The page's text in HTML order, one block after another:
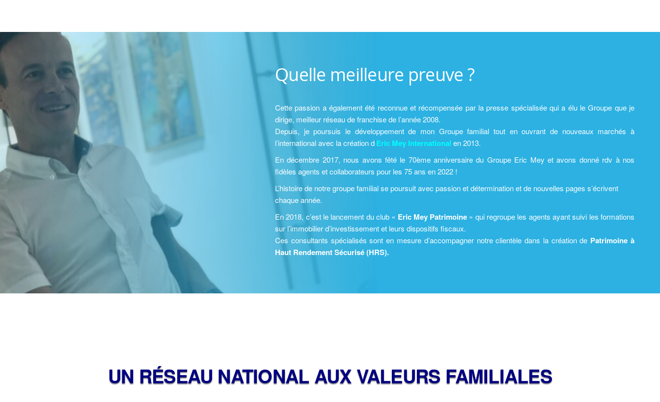
Quelle meilleure preuve ?
Cette passion a également été reconnue et récompensée par la presse spécialisée qui a élu le Groupe que je
dirige, meilleur réseau de franchise de l’année 2008.
Depuis, je poursuis le développement de mon Groupe familial tout en ouvrant de nouveaux marchés à
l’international avec la création d’Eric Mey International en 2013.
En décembre 2017, nous avons fêté le 70ème anniversaire du Groupe Eric Mey et avons donné rdv à nos
fidèles agents et collaborateurs pour les 75 ans en 2022 !
L’histoire de notre groupe familial se poursuit avec passion et détermination et de nouvelles pages s’écrivent
chaque année.
En 2018, c’est le lancement du club « Eric Mey Patrimoine » qui regroupe les agents ayant suivi les formations
sur l’immobilier d’investissement et leurs dispositifs fiscaux.
Ces consultants spécialisés sont en mesure d’accompagner notre clientèle dans la création de Patrimoine à
Haut Rendement Sécurisé (HRS).
UN RÉSEAU NATIONAL AUX VALEURS FAMILIALES